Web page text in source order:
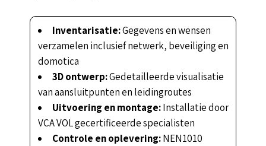
Inventarisatie:Gegevens en wensen
verzamelen inclusief netwerk, beveiliging en
domotica
3D ontwerp:Gedetailleerde visualisatie
van aansluitpunten en leidingroutes
Uitvoering en montage:Installatie door
VCA VOL gecertificeerde specialisten
Controle en oplevering:NEN1010